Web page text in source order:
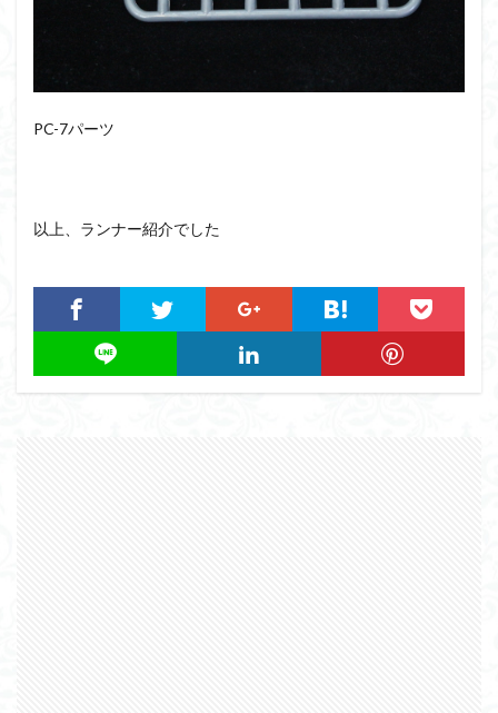
PC-7パーツ
以上、ランナー紹介でした